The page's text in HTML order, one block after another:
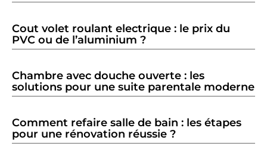
Cout volet roulant electrique : le prix du
PVC ou de l’aluminium ?
Chambre avec douche ouverte : les
solutions pour une suite parentale moderne
Comment refaire salle de bain : les étapes
pour une rénovation réussie ?